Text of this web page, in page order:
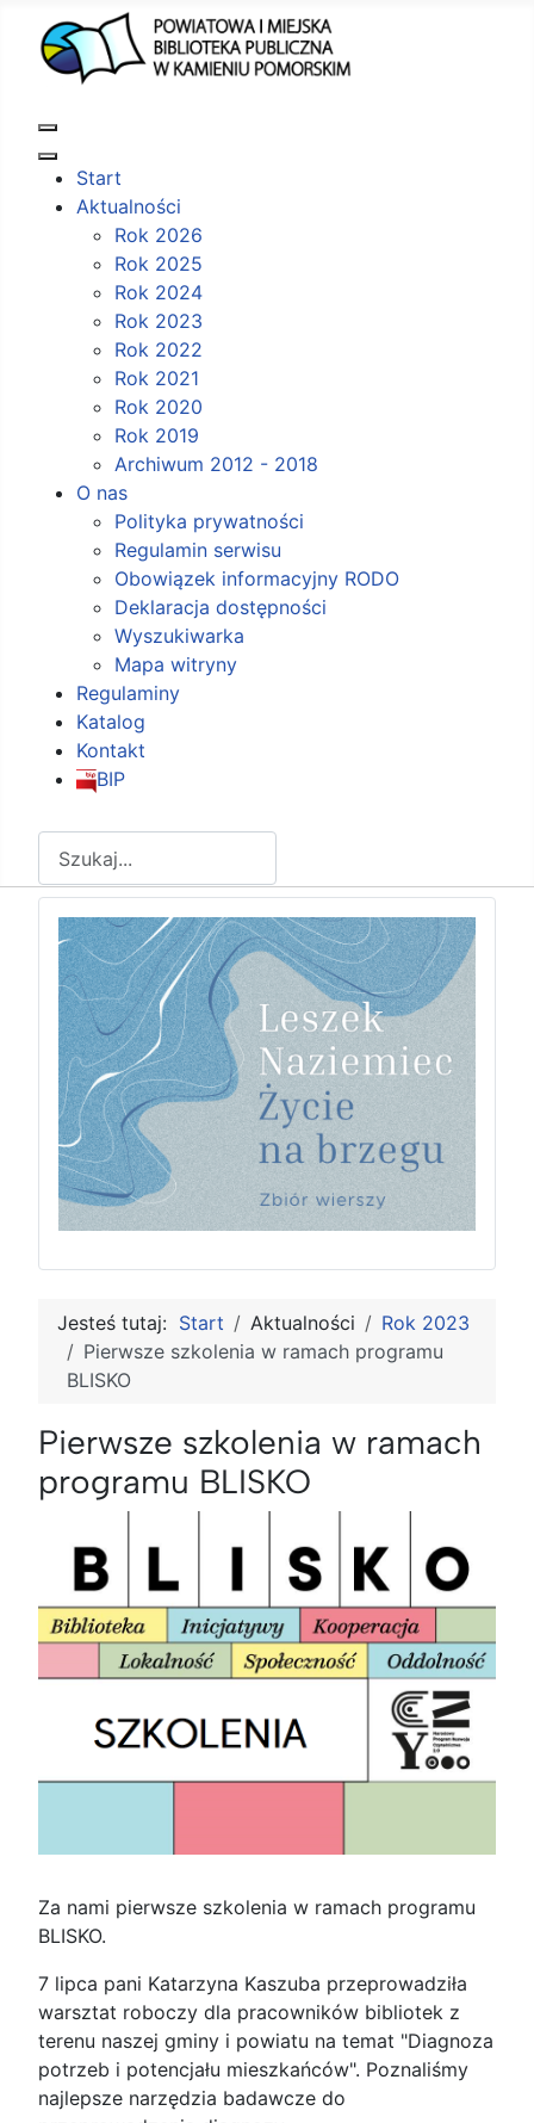
Start
Aktualności
Rok 2026
Rok 2025
Rok 2024
Rok 2023
Rok 2022
Rok 2021
Rok 2020
Rok 2019
Archiwum 2012 - 2018
O nas
Polityka prywatności
Regulamin serwisu
Obowiązek informacyjny RODO
Deklaracja dostępności
Wyszukiwarka
Mapa witryny
Regulaminy
Katalog
Kontakt
BIP
Jesteś tutaj: Start Aktualności
Rok 2023
Pierwsze szkolenia w ramach programu
BLISKO
Pierwsze szkolenia w ramach
programu BLISKO
Za nami pierwsze szkolenia w ramach programu
BLISKO.
7 lipca pani Katarzyna Kaszuba przeprowadziła
warsztat roboczy dla pracowników bibliotek z
terenu naszej gminy i powiatu na temat "Diagnoza
potrzeb i potencjału mieszkańców". Poznaliśmy
najlepsze narzędzia badawcze do